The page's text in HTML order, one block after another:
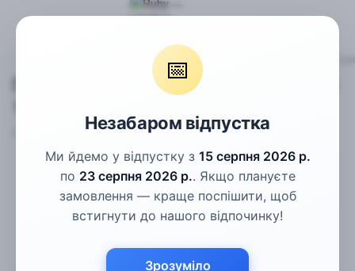
📅
Незабаром відпустка
Ми йдемо у відпустку з 15 серпня 2026 р.
по 23 серпня 2026 р.. Якщо плануєте
замовлення — краще поспішити, щоб
встигнути до нашого відпочинку!
Зрозуміло
Сорочкові гудзики Гудзики сорочкові
Гудзики сорочкові напівпрозорі білі
С4-25 Написати відгук